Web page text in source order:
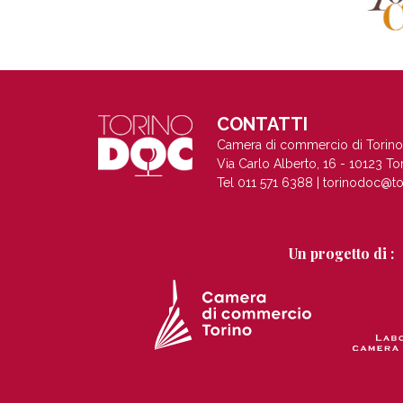
CONTATTI
Camera di commercio di Torino
Via Carlo Alberto, 16 - 10123
Tel 011 571 6388 |
Un progetto di :